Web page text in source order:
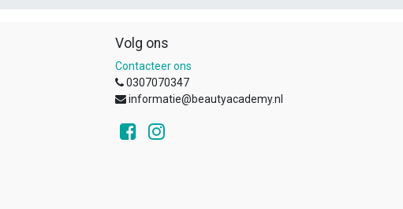
Volg ons
Contacteer ons
0307070347
informatie@beautyacademy.nl